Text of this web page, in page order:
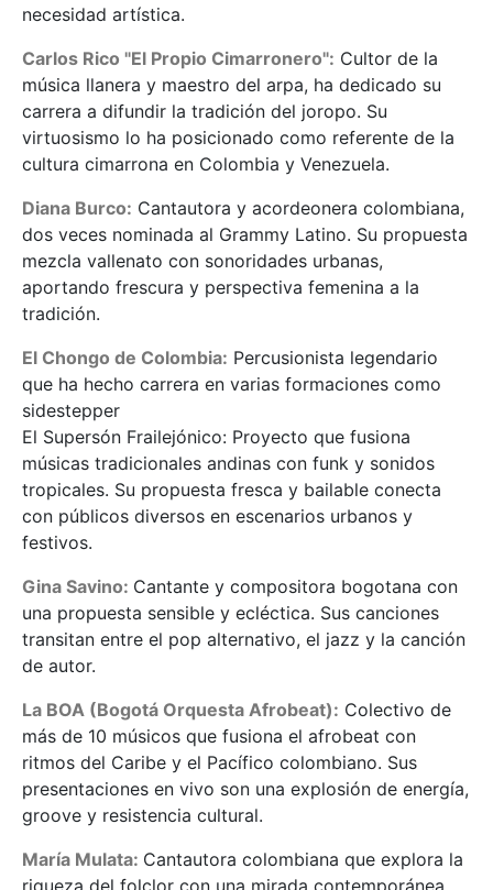
necesidad artística.
Carlos Rico "El Propio Cimarronero": Cultor de la
música llanera y maestro del arpa, ha dedicado su
carrera a difundir la tradición del joropo. Su
virtuosismo lo ha posicionado como referente de la
cultura cimarrona en Colombia y Venezuela.
Diana Burco: Cantautora y acordeonera colombiana,
dos veces nominada al Grammy Latino. Su propuesta
mezcla vallenato con sonoridades urbanas,
aportando frescura y perspectiva femenina a la
tradición.
El Chongo de Colombia: Percusionista legendario
que ha hecho carrera en varias formaciones como
sidestepper
El Supersón Frailejónico: Proyecto que fusiona
músicas tradicionales andinas con funk y sonidos
tropicales. Su propuesta fresca y bailable conecta
con públicos diversos en escenarios urbanos y
festivos.
Gina Savino: Cantante y compositora bogotana con
una propuesta sensible y ecléctica. Sus canciones
transitan entre el pop alternativo, el jazz y la canción
de autor.
La BOA (Bogotá Orquesta Afrobeat): Colectivo de
más de 10 músicos que fusiona el afrobeat con
ritmos del Caribe y el Pacífico colombiano. Sus
presentaciones en vivo son una explosión de energía,
groove y resistencia cultural.
María Mulata: Cantautora colombiana que explora la
riqueza del folclor con una mirada contemporánea.